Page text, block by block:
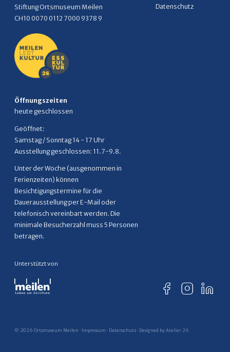
Stiftung Ortsmuseum Meilen
CH10 0070 0112 7000 9378 9
Öffnungszeiten
heute geschlossen
Geöffnet:
Samstag / Sonntag 14 - 17 Uhr
Ausstellung geschlossen: 11.7-9.8.
Unter der Woche (ausgenommen in
Ferienzeiten) können
Besichtigungstermine für die
Dauerausstellung per E-Mail oder
telefonisch vereinbart werden. Die
minimale Besucherzahl muss 5 Personen
betragen.
Datenschutz
Unterstützt von
© 2026 Ortsmuseum Meilen · Impressum · Datenschutz · Designed by Atelier 26